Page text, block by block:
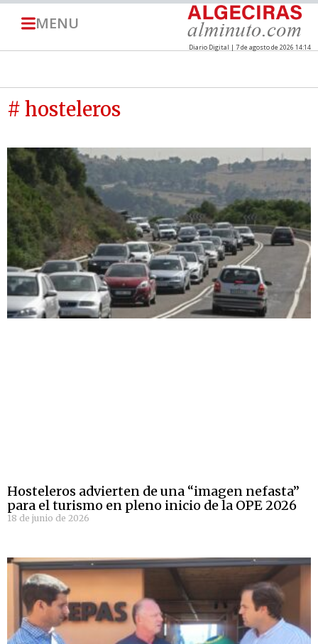
MENU
Diario Digital | 7 de agosto de 2026 14:14
# hosteleros
Hosteleros advierten de una “imagen nefasta”
para el turismo en pleno inicio de la OPE 2026
18 de junio de 2026